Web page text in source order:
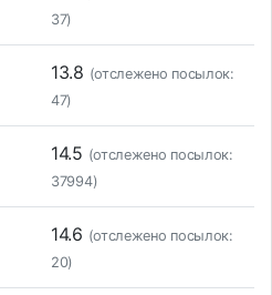
37)
13.8 (отслежено посылок:
47)
14.5 (отслежено посылок:
37994)
14.6 (отслежено посылок:
20)